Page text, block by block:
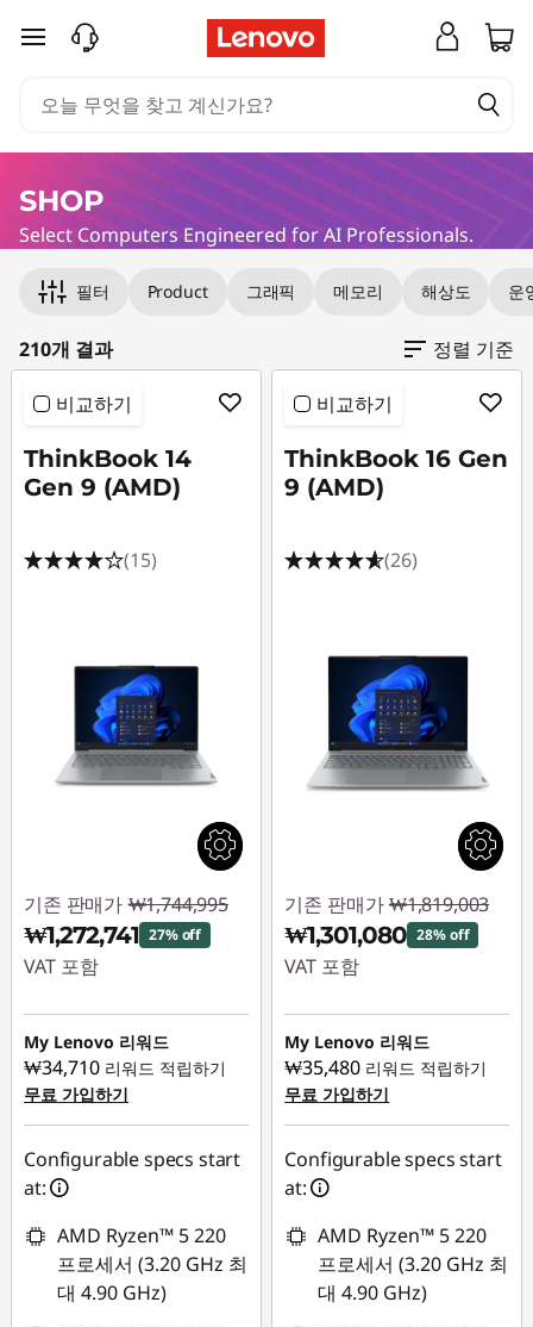
주요 콘텐츠로 건너뛰기
SHOP
Select Computers Engineered for AI Professionals.
필터 Product 그래픽 메모리 해상도 운
210개 결과 정렬 기준
비교하기
ThinkBook 14
Gen 9 (AMD)
(15)
기존 판매가 ₩1,744,995
₩1,272,741 27% off
VAT 포함
즉시 할인: :-
₩472,254
My Lenovo 리워드
₩34,710 리워드 적립하기
무료 가입하기
Configurable specs start
at:
AMD Ryzen™ 5 220
프로세서 (3.20 GHz 최
대 4.90 GHz)
비교하기
ThinkBook 16 Gen
9 (AMD)
(26)
기존 판매가 ₩1,819,003
₩1,301,080 28% off
VAT 포함
즉시 할인: :-
₩517,923
My Lenovo 리워드
₩35,480 리워드 적립하기
무료 가입하기
Configurable specs start
at:
AMD Ryzen™ 5 220
프로세서 (3.20 GHz 최
대 4.90 GHz)